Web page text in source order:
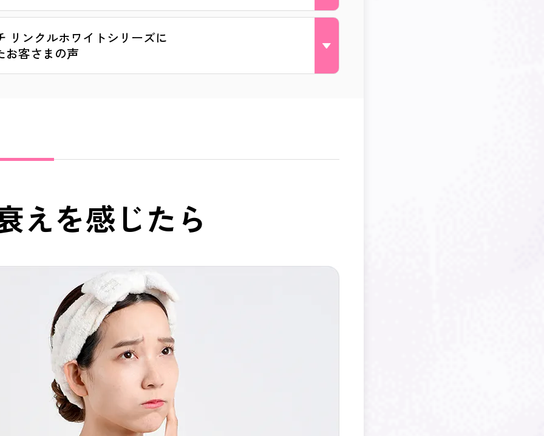
リンクルホワイトシリーズに
お客さまの声
えを感じたら